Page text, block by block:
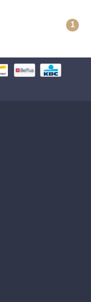
1